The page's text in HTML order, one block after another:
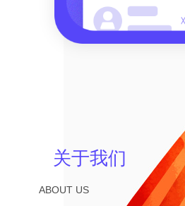
关于我们
ABOUT US